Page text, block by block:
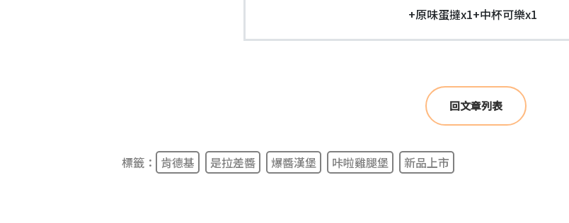
+原味蛋撻x1+中杯可樂x1
回文章列表
標籤： 肯德基 是拉差醬 爆醬漢堡 咔啦雞腿堡 新品上市